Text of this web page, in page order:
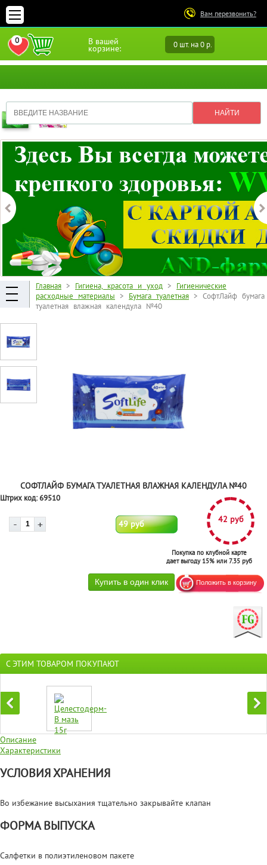
Вам перезвонить?
В вашей
корзине: 0 шт. на 0 р.
0
ПЕРЕЙТИ В ИЗБРАННОЕ
Главная > Гигиена, красота и уход > Гигиенические
расходные материалы > Бумага туалетная > СофтЛайф бумага
туалетная влажная календула №40
СОФТЛАЙФ БУМАГА ТУАЛЕТНАЯ ВЛАЖНАЯ КАЛЕНДУЛА №40
Штрих код:69510
49 руб 42 руб
Покупка по клубной карте
дает выгоду 15% или 7.35 руб
С ЭТИМ ТОВАРОМ ПОКУПАЮТ
Описание
Характеристики
УСЛОВИЯ ХРАНЕНИЯ
Во избежание высыхания тщательно закрывайте клапан
ФОРМА ВЫПУСКА
Салфетки в полиэтиленовом пакете